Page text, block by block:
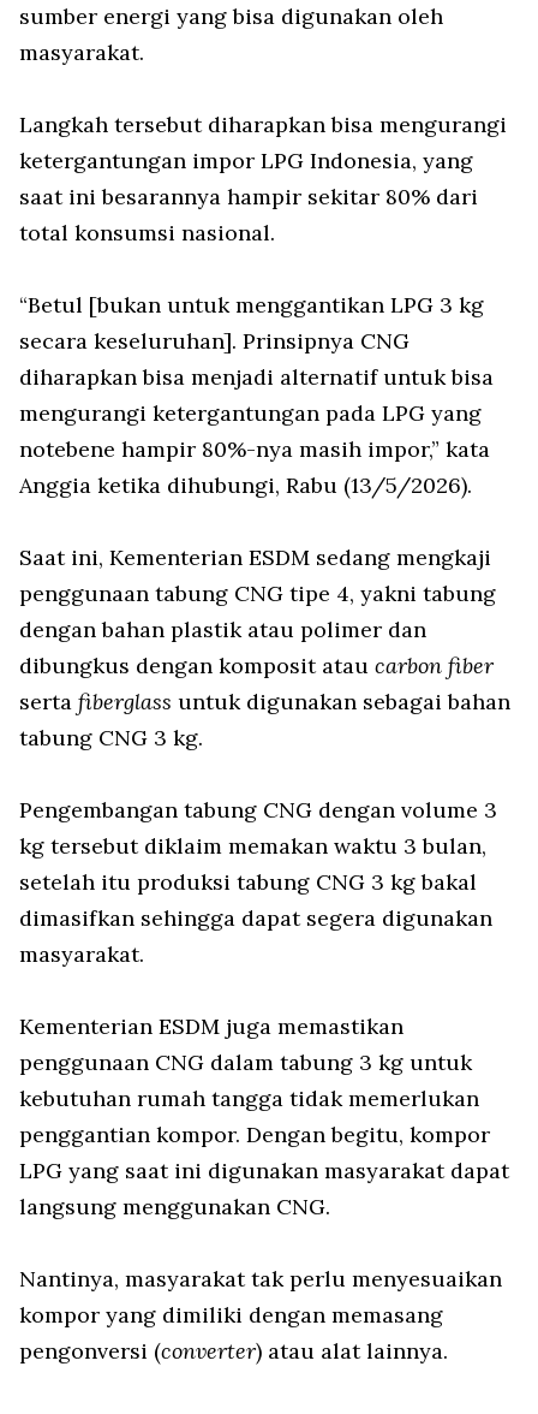
sumber energi yang bisa digunakan oleh
masyarakat.
Langkah tersebut diharapkan bisa mengurangi
ketergantungan impor LPG Indonesia, yang
saat ini besarannya hampir sekitar 80% dari
total konsumsi nasional.
“Betul [bukan untuk menggantikan LPG 3 kg
secara keseluruhan]. Prinsipnya CNG
diharapkan bisa menjadi alternatif untuk bisa
mengurangi ketergantungan pada LPG yang
notebene hampir 80%-nya masih impor,” kata
Anggia ketika dihubungi, Rabu (13/5/2026).
Saat ini, Kementerian ESDM sedang mengkaji
penggunaan tabung CNG tipe 4, yakni tabung
dengan bahan plastik atau polimer dan
dibungkus dengan komposit atau carbon fiber
serta fiberglass untuk digunakan sebagai bahan
tabung CNG 3 kg.
Pengembangan tabung CNG dengan volume 3
kg tersebut diklaim memakan waktu 3 bulan,
setelah itu produksi tabung CNG 3 kg bakal
dimasifkan sehingga dapat segera digunakan
masyarakat.
Kementerian ESDM juga memastikan
penggunaan CNG dalam tabung 3 kg untuk
kebutuhan rumah tangga tidak memerlukan
penggantian kompor. Dengan begitu, kompor
LPG yang saat ini digunakan masyarakat dapat
langsung menggunakan CNG.
Nantinya, masyarakat tak perlu menyesuaikan
kompor yang dimiliki dengan memasang
pengonversi (converter) atau alat lainnya.